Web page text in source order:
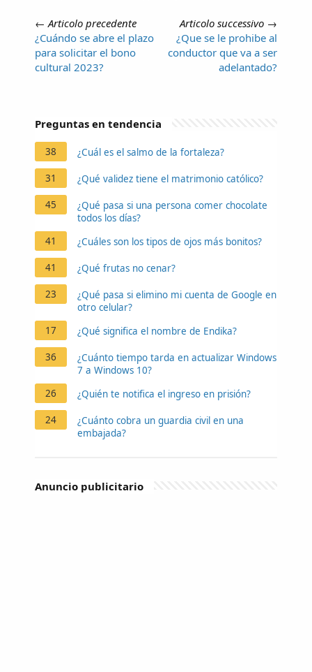
← Articolo precedente
¿Cuándo se abre el plazo
para solicitar el bono
cultural 2023?
Articolo successivo →
¿Que se le prohibe al
conductor que va a ser
adelantado?
Preguntas en tendencia
38 ¿Cuál es el salmo de la fortaleza?
31 ¿Qué validez tiene el matrimonio católico?
45
¿Qué pasa si una persona comer chocolate
todos los días?
41
¿Cuáles son los tipos de ojos más bonitos?
41 ¿Qué frutas no cenar?
23
¿Qué pasa si elimino mi cuenta de Google en
otro celular?
17
¿Qué significa el nombre de Endika?
36
¿Cuánto tiempo tarda en actualizar Windows
7 a Windows 10?
26
¿Quién te notifica el ingreso en prisión?
24
¿Cuánto cobra un guardia civil en una
embajada?
Anuncio publicitario